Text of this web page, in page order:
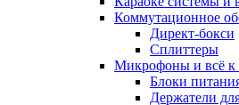
Коммутационное
Директ-бокси
Сплиттеры
Микрофоны и всё
Блоки
Держатели